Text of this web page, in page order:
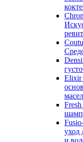
Elixir
масел
уход
и